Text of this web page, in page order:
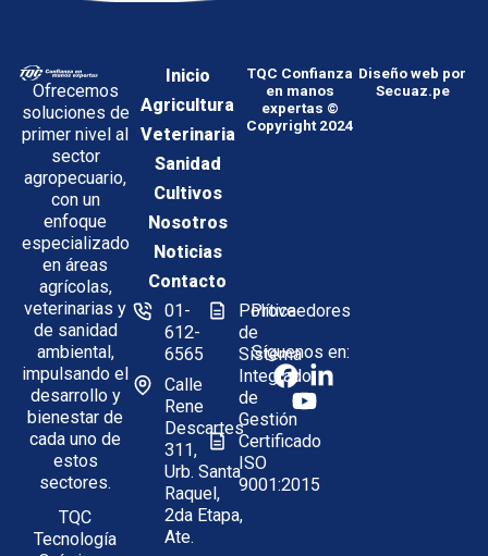
Ofrecemos
soluciones de
primer nivel al
sector
agropecuario,
con un
enfoque
especializado
en áreas
agrícolas,
veterinarias y
de sanidad
ambiental,
impulsando el
desarrollo y
bienestar de
cada uno de
estos
sectores.
TQC
Tecnología
Inicio
Agricultura
Veterinaria
Sanidad
Cultivos
Nosotros
Noticias
Contacto
01-
612-
6565
Calle
Rene
Descartes
311,
Urb. Santa
Raquel,
2da Etapa,
Ate.
Política
de
Sistema
Integrado
de
Gestión
Certificado
ISO
9001:2015
Proveedores
Síguenos en:
TQC Confianza
en manos
expertas ©
Copyright 2024
Diseño web por
Secuaz.pe